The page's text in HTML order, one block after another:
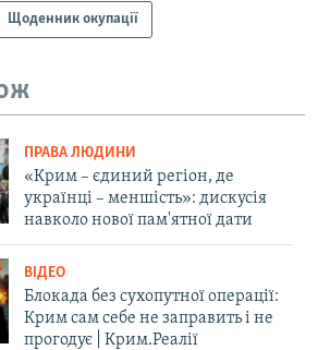
Щоденник окупації
ПРАВА ЛЮДИНИ
«Крим – єдиний регіон, де
українці – меншість»: дискусія
навколо нової пам'ятної дати
ВІДЕО
Блокада без сухопутної операції:
Крим сам себе не заправить і не
прогодує | Крим.Реалії